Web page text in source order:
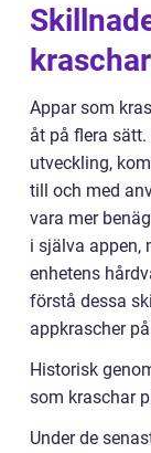
Appar som
åt på flera
utveckling,
till och med
vara mer
i själva appen,
enhetens
förstå dessa
appkrascher
Historisk
som kraschar
Under de